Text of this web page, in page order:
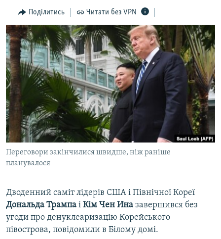
навігації
Перейти
до
пошуку
БЛОГИ
ПОГЛЯД
ІНТЕРВ'Ю
ВСЕ ЗА ДЕНЬ
СПЕЦПРОЕКТИ
ДЕПОРТАЦІЯ
ВІДЕОУРОКИ «ELIFBE»
СВІДЧЕННЯ ОКУПАЦІЇ
УКРАЇНСЬКА ПРОБЛЕМА КРИМУ
ЯК ОБІЙТИ БЛОКУВАННЯ
Русский
Qırımtatar
Усі сайти RFE/RL
Поділитись Читати без VPN
Переговори закінчилися швидше, ніж раніше
планувалося
Дводенний саміт лідерів США і Північної Кореї
Дональда Трампа і Кім Чен Ина завершився без
угоди про денуклеаризацію Корейського
півострова, повідомили в Білому домі.